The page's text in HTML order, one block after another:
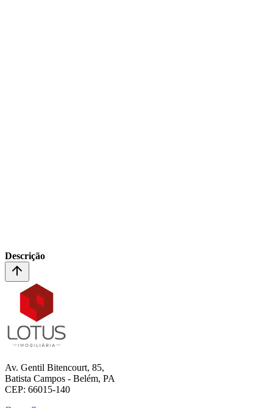
Descrição
Av. Gentil Bitencourt, 85,
Batista Campos - Belém, PA
CEP: 66015-140